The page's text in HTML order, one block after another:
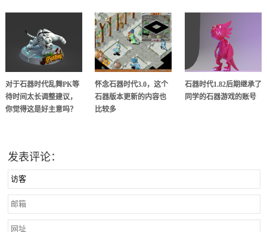
对于石器时代乱舞PK等
待时间太长调整建议，
你觉得这是好主意吗？
怀念石器时代3.0，这个
石器版本更新的内容也
比较多
石器时代1.82后期继承了
同学的石器游戏的账号
发表评论：